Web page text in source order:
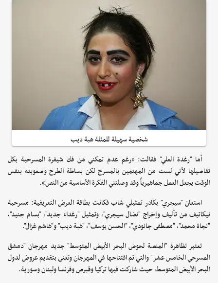
شخصية سهيلة للمثلة هبة ديب
أما "رغدة العلي" فقالت: «رغم عدم تمكني من فك شيفرة المسرحية بكل
تفاصيلها لأني لست من المهتمين بالمسرح لكن بساطة الطرح وصعوبته بنفس
الوقت يجعل العمل جماهيرياً وقد وصلتني الفكرة الأساسية من النص».
استعان "سيجري" بكادر تمثيلي شاب فكانت بطاقة العرض التعريفية: مسرحية
نيكاتيف من تأليف وإخراج "نضال سيجري"، وتمثيل "رغداء جديد"، "بسام جنيد"،
"نجاة محمد"، "مصطفى جانودي"، "الحسن يوسف"، "هبة ديب" و"هاشم غزال".
تعتبر تظاهرة "المنصة لحوض البحر الأبيض المتوسط" جديد مهرجان "دمشق
المسرحي الخامس عشر" والتي تم افتتاحها في المهرجان وتعنى بتقديم عروض لدول
البحر الأبيض المتوسط، حيث شاركت فيها تركيا وقبرص وفرنسا ولبنان وسورية.